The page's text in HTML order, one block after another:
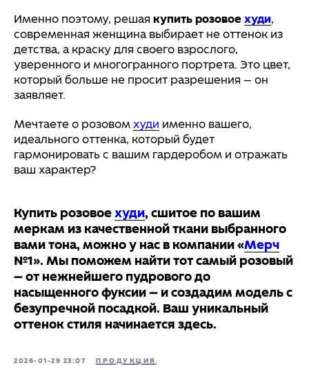
Именно поэтому, решая купить розовое худи,
современная женщина выбирает не оттенок из
детства, а краску для своего взрослого,
уверенного и многогранного портрета. Это цвет,
который больше не просит разрешения — он
заявляет.
Мечтаете о розовом худи именно вашего,
идеального оттенка, который будет
гармонировать с вашим гардеробом и отражать
ваш характер?
Купить розовое худи, сшитое по вашим
меркам из качественной ткани выбранного
вами тона, можно у нас в компании «Мерч
№1». Мы поможем найти тот самый розовый
— от нежнейшего пудрового до
насыщенного фуксии — и создадим модель с
безупречной посадкой. Ваш уникальный
оттенок стиля начинается здесь.
2026-01-29 23:07 ПРОДУКЦИЯ